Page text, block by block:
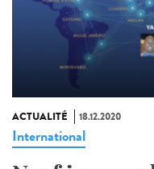
ACTUALITÉ 18.12.2020
International